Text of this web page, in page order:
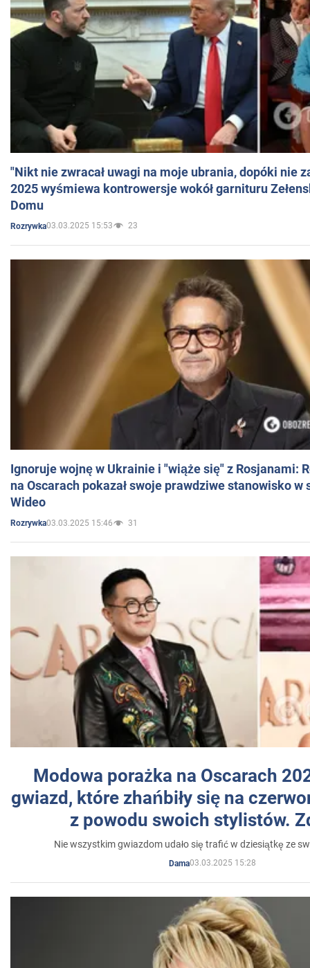
"Nikt nie zwracał uwagi na moje ubrania, dopóki nie
2025 wyśmiewa kontrowersje wokół garnituru
Domu
Rozrywka03.03.2025 15:53 23
Ignoruje wojnę w Ukrainie i "wiąże się" z Rosjanami:
na Oscarach pokazał swoje prawdziwe stanowisko w
Wideo
Rozrywka03.03.2025 15:46 31
Modowa porażka na Oscarach
gwiazd, które zhańbiły się na
z powodu swoich stylistów.
Nie wszystkim gwiazdom udało się trafić w dziesiątkę ze
Dama03.03.2025 15:28